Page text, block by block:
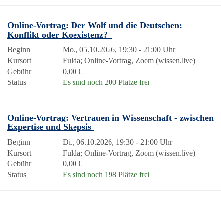
Online-Vortrag: Der Wolf und die Deutschen:
Konflikt oder Koexistenz?
Beginn
Mo., 05.10.2026, 19:30 - 21:00 Uhr
Kursort
Fulda; Online-Vortrag, Zoom (wissen.live)
Gebühr
0,00 €
Status
Es sind noch 200 Plätze frei
Online-Vortrag: Vertrauen in Wissenschaft - zwischen
Expertise und Skepsis
Beginn
Di., 06.10.2026, 19:30 - 21:00 Uhr
Kursort
Fulda; Online-Vortrag, Zoom (wissen.live)
Gebühr
0,00 €
Status
Es sind noch 198 Plätze frei